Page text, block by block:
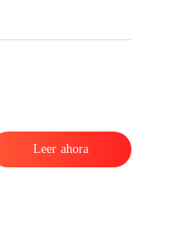
Leer ahora